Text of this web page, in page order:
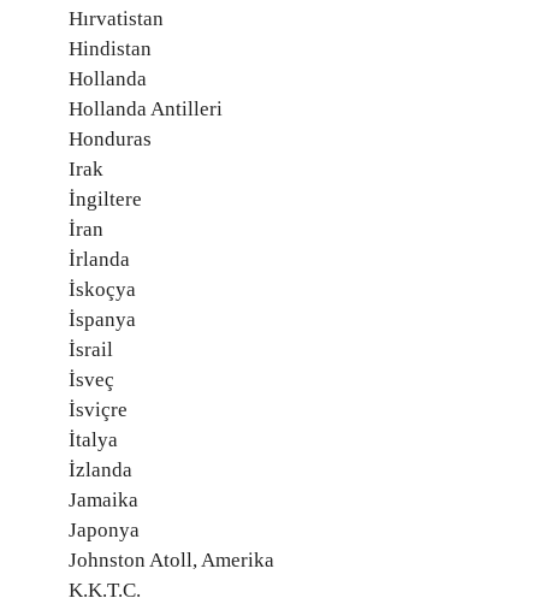
Hırvatistan
Hindistan
Hollanda
Hollanda Antilleri
Honduras
Irak
İngiltere
İran
İrlanda
İskoçya
İspanya
İsrail
İsveç
İsviçre
İtalya
İzlanda
Jamaika
Japonya
Johnston Atoll, Amerika
K.K.T.C.